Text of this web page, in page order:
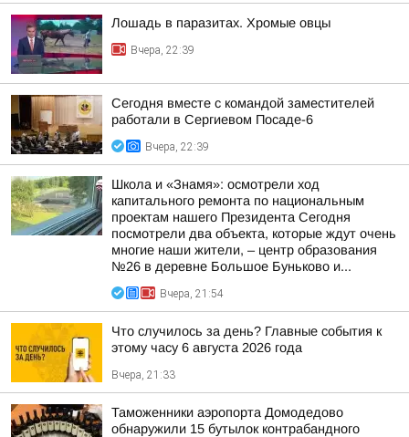
Лошадь в паразитах. Хромые овцы
Вчера, 22:39
Сегодня вместе с командой заместителей
работали в Сергиевом Посаде-6
Вчера, 22:39
Школа и «Знамя»: осмотрели ход
капитального ремонта по национальным
проектам нашего Президента Сегодня
посмотрели два объекта, которые ждут очень
многие наши жители, – центр образования
№26 в деревне Большое Буньково и...
Вчера, 21:54
Что случилось за день? Главные события к
этому часу 6 августа 2026 года
Вчера, 21:33
Таможенники аэропорта Домодедово
обнаружили 15 бутылок контрабандного